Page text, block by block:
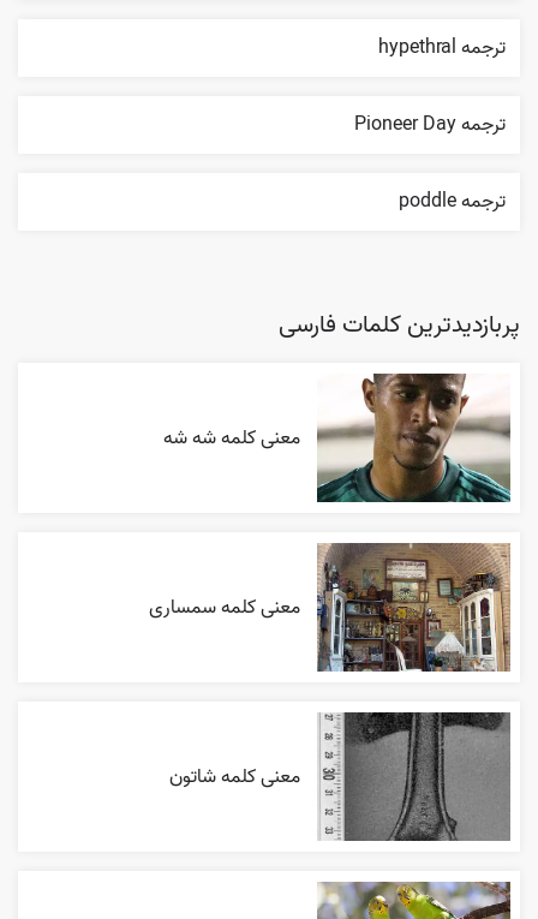
ترجمه hypethral
ترجمه Pioneer Day
ترجمه poddle
پربازدیدترین کلمات فارسی
معنی کلمه شه شه
معنی کلمه سمساری
معنی کلمه شاتون